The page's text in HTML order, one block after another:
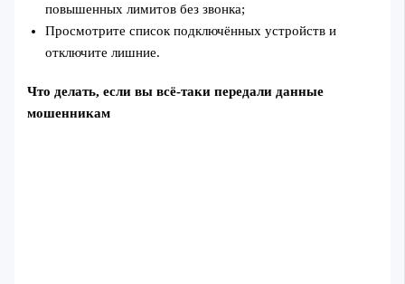
повышенных лимитов без звонка;
Просмотрите список подключённых устройств и
отключите лишние.
Что делать, если вы всё-таки передали данные
мошенникам